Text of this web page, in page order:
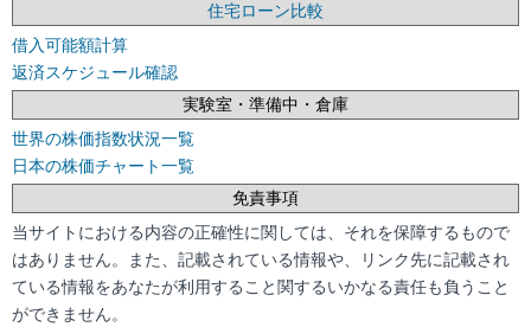
住宅ローン比較
借入可能額計算
返済スケジュール確認
実験室・準備中・倉庫
世界の株価指数状況一覧
日本の株価チャート一覧
免責事項
当サイトにおける内容の正確性に関しては、それを保障するもので
はありません。また、記載されている情報や、リンク先に記載され
ている情報をあなたが利用すること関するいかなる責任も負うこと
ができません。